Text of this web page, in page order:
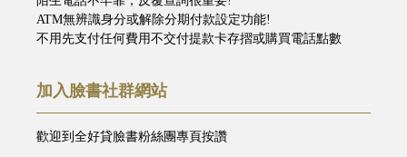
ATM無辨識身分或解除分期付款設定功能!
不用先支付任何費用不交付提款卡存摺或購買電話點數
加入臉書社群網站
歡迎到全好貸臉書粉絲團專頁按讚